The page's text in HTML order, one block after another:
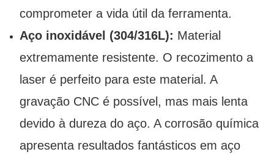
comprometer a vida útil da ferramenta.
Aço inoxidável (304/316L): Material
extremamente resistente. O recozimento a
laser é perfeito para este material. A
gravação CNC é possível, mas mais lenta
devido à dureza do aço. A corrosão química
apresenta resultados fantásticos em aço